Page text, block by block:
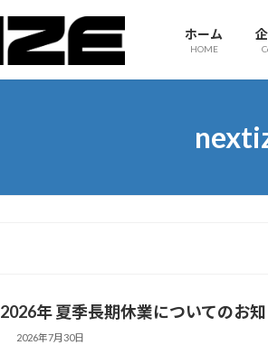
ホーム
HOME
2026年 夏季長期休業についてのお
2026年7月30日